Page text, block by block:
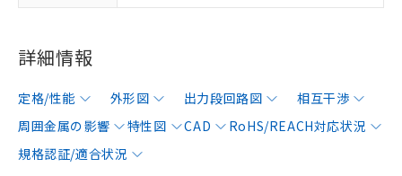
詳細情報
定格/性能 外形図 出力段回路図
相互干渉
周囲金属の影響
特性図 CAD
RoHS/REACH対応状況
規格認証/適合状況